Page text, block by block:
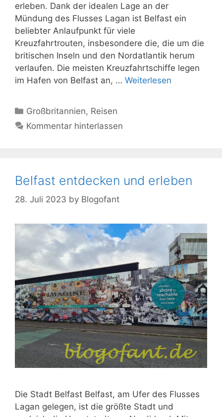
erleben. Dank der idealen Lage an der
Mündung des Flusses Lagan ist Belfast ein
beliebter Anlaufpunkt für viele
Kreuzfahrtrouten, insbesondere die, die um die
britischen Inseln und den Nordatlantik herum
verlaufen. Die meisten Kreuzfahrtschiffe legen
im Hafen von Belfast an, … Weiterlesen
Kategorien
Großbritannien, Reisen
Kommentar hinterlassen
Belfast entdecken und erleben
28. Juli 2023 by Blogofant
Die Stadt Belfast Belfast, am Ufer des Flusses
Lagan gelegen, ist die größte Stadt und